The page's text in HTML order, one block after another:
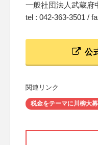
一般社団法人武蔵府
tel : 042-363-3501 /
公
関連リンク
税金をテーマに川柳大